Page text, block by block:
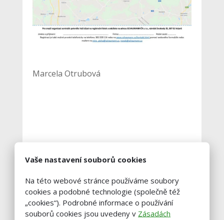
Marcela Otrubová
Podobné články
Biopreparáty jako součást
Vaše nastavení souborů cookies
Na této webové stránce používáme soubory
cookies a podobné technologie (společně též
„cookies“). Podrobné informace o používání
souborů cookies jsou uvedeny v Zásadách